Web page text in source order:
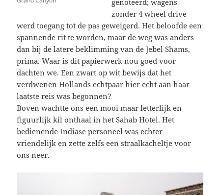
genoteerd; wagens
zonder 4 wheel drive
werd toegang tot de pas geweigerd. Het beloofde een
spannende rit te worden, maar de weg was anders
dan bij de latere beklimming van de Jebel Shams,
prima. Waar is dit papierwerk nou goed voor
dachten we. Een zwart op wit bewijs dat het
verdwenen Hollands echtpaar hier echt aan haar
laatste reis was begonnen?
Boven wachtte ons een mooi maar letterlijk en
figuurlijk kil onthaal in het Sahab Hotel. Het
bedienende Indiase personeel was echter
vriendelijk en zette zelfs een straalkacheltje voor
ons neer.